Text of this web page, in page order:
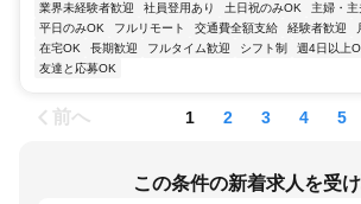
業界未経験者歓迎 社員登用あり 土日祝のみOK 主婦・主
平日のみOK
フルリモート 交通費全額支給 経験者歓迎
在宅OK
長期歓迎 フルタイム歓迎 シフト制 週4日以上
友達と応募OK
前へ 1 2 3 4 5
この条件の新着求人を受